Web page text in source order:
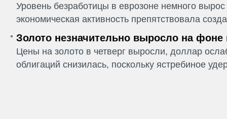
Уровень безработицы в еврозоне немного
экономическая активность препятствовала
Золото незначительно выросло на фоне
Цены на золото в четверг выросли, доллар
облигаций снизилась, поскольку ястребиное